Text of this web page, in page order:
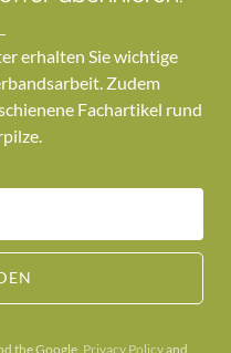
erhalten Sie wichtige
Zudem
Fachartikel rund
the Google. Privacy Policyand